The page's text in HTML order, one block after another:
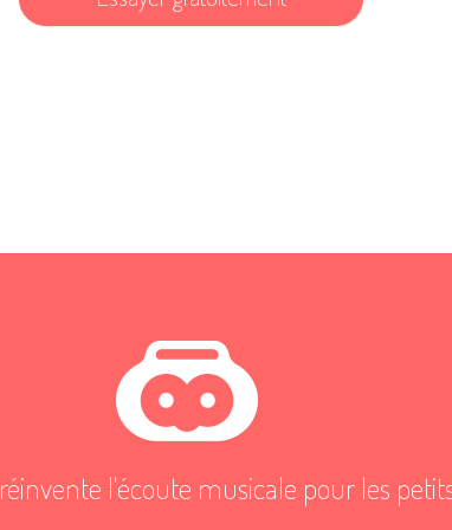
réinvente l'écoute musicale pour les